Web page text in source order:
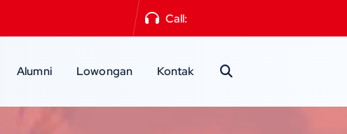
Call:
Alumni Lowongan Kontak